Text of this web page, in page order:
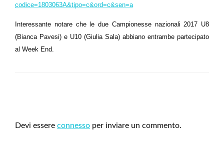
codice=1803063A&tipo=c&ord=c&sen=a
Interessante notare che le due Campionesse nazionali 2017 U8
(Bianca Pavesi) e U10 (Giulia Sala) abbiano entrambe partecipato
al Week End.
Devi essere connesso per inviare un commento.